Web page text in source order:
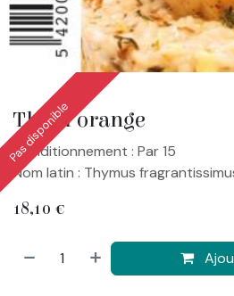
Thym orange
Pas disponible
Conditionnement : Par 15
Nom latin : Thymus
18,10 €